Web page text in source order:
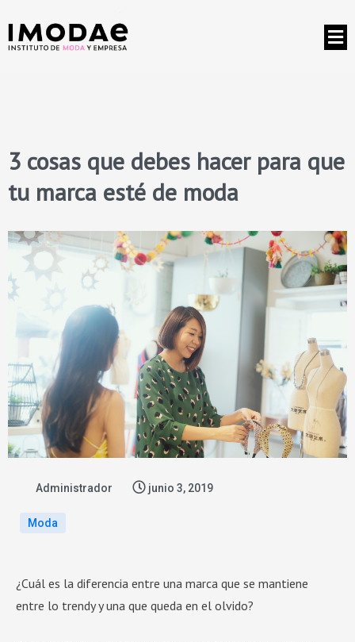
3 cosas que debes hacer para que
tu marca esté de moda
Administrador junio 3, 2019
Moda
¿Cuál es la diferencia entre una marca que se mantiene
entre lo trendy y una que queda en el olvido?